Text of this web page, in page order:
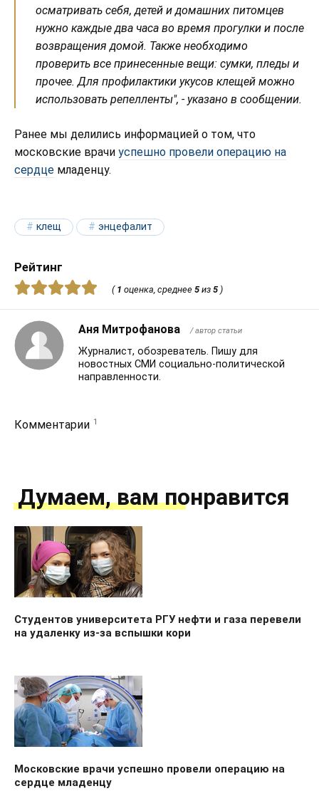
осматривать себя, детей и домашних питомцев
нужно каждые два часа во время прогулки и после
возвращения домой. Также необходимо
проверить все принесенные вещи: сумки, пледы и
прочее. Для профилактики укусов клещей можно
использовать репелленты", - указано в сообщении.
Ранее мы делились информацией о том, что
московские врачи успешно провели операцию на
сердце младенцу.
клещ энцефалит
Рейтинг
( 1 оценка, среднее 5из 5)
Аня Митрофанова / автор статьи
Журналист, обозреватель. Пишу для
новостных СМИ социально-политической
направленности.
Комментарии 1
Думаем, вам понравится
Студентов университета РГУ нефти и газа перевели
на удаленку из-за вспышки кори
Московские врачи успешно провели операцию на
сердце младенцу